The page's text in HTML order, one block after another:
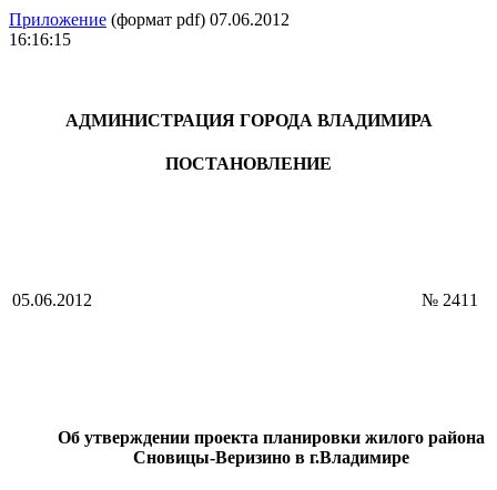
Приложение (формат pdf) 07.06.2012
16:16:15
АДМИНИСТРАЦИЯ ГОРОДА ВЛАДИМИРА
ПОСТАНОВЛЕНИЕ
05.06.2012 № 2411
Об утверждении проекта планировки жилого района
Сновицы-Веризино в г.Владимире